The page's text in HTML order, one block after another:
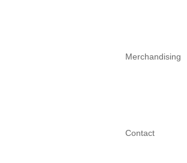
Merchandising
Contact